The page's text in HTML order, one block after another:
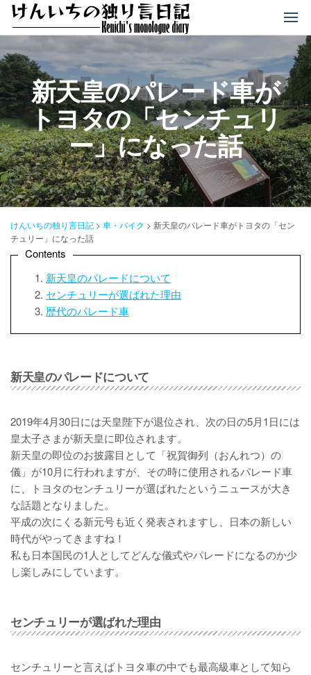
ン
ツ
へ
ス
キ
ッ
プ
新天皇のパレード車が
トヨタの「センチュリ
ー」になった話
けんいちの独り言日記 > 車・バイク > 新天皇のパレード車がトヨタの「セン
チュリー」になった話
Contents
新天皇のパレードについて
センチュリーが選ばれた理由
歴代のパレード車
新天皇のパレードについて
2019年4月30日には天皇陛下が退位され、次の日の5月1日には
皇太子さまが新天皇に即位されます。
新天皇の即位のお披露目として「祝賀御列（おんれつ）の
儀」が10月に行われますが、その時に使用されるパレード車
に、トヨタのセンチュリーが選ばれたというニュースが大き
な話題となりました。
平成の次にくる新元号も近く発表されますし、日本の新しい
時代がやってきますね！
私も日本国民の1人としてどんな儀式やパレードになるのか少
し楽しみにしています。
センチュリーが選ばれた理由
センチュリーと言えばトヨタ車の中でも最高級車として知ら